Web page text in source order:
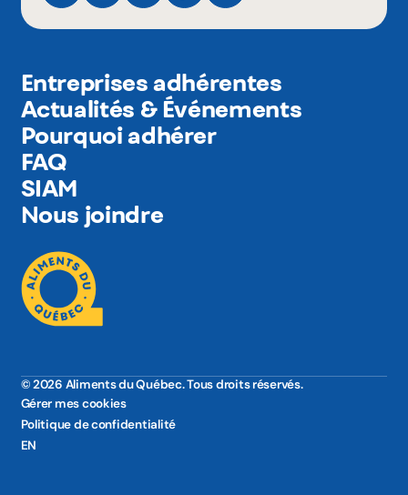
Entreprises adhérentes
Actualités & Événements
Pourquoi adhérer
FAQ
SIAM
Nous joindre
© 2026 Aliments du Québec. Tous droits réservés.
Gérer mes cookies
Politique de confidentialité
EN